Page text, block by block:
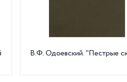
В.Ф. Одоевский. "Пестрые